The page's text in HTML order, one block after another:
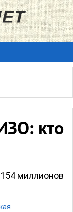
кто
миллионов